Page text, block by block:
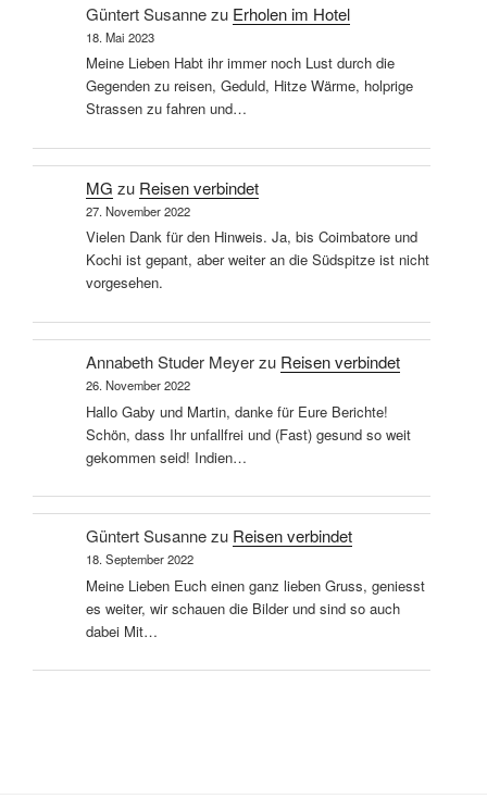
Güntert Susannezu Erholen im Hotel
18. Mai 2023
Meine Lieben Habt ihr immer noch Lust durch die
Gegenden zu reisen, Geduld, Hitze Wärme, holprige
Strassen zu fahren und…
MG zu Reisen verbindet
27. November 2022
Vielen Dank für den Hinweis. Ja, bis Coimbatore und
Kochi ist gepant, aber weiter an die Südspitze ist nicht
vorgesehen.
Annabeth Studer Meyerzu Reisen verbindet
26. November 2022
Hallo Gaby und Martin, danke für Eure Berichte!
Schön, dass Ihr unfallfrei und (Fast) gesund so weit
gekommen seid! Indien…
Güntert Susannezu Reisen verbindet
18. September 2022
Meine Lieben Euch einen ganz lieben Gruss, geniesst
es weiter, wir schauen die Bilder und sind so auch
dabei Mit…